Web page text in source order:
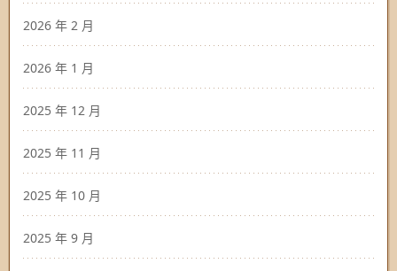
2026 年 2 月
2026 年 1 月
2025 年 12 月
2025 年 11 月
2025 年 10 月
2025 年 9 月